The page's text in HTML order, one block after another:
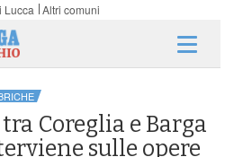
Lucca Altri comuni
Coreglia e Barga
sulle opere